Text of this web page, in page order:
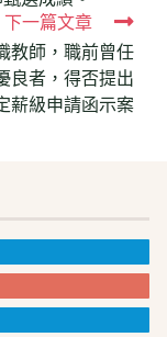
下一篇文章
教師，職前曾任
良者，得否提出
薪級申請函示案